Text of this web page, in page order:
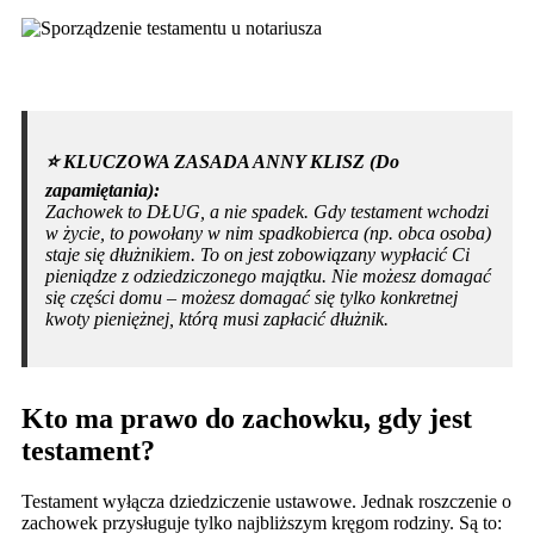
⭐️ KLUCZOWA ZASADA ANNY KLISZ (Do
zapamiętania):
Zachowek to DŁUG, a nie spadek. Gdy testament wchodzi
w życie, to powołany w nim spadkobierca (np. obca osoba)
staje się dłużnikiem. To on jest zobowiązany wypłacić Ci
pieniądze z odziedziczonego majątku. Nie możesz domagać
się części domu – możesz domagać się tylko konkretnej
kwoty pieniężnej, którą musi zapłacić dłużnik.
Kto ma prawo do zachowku, gdy jest
testament?
Testament wyłącza dziedziczenie ustawowe. Jednak roszczenie o
zachowek przysługuje tylko najbliższym kręgom rodziny. Są to: